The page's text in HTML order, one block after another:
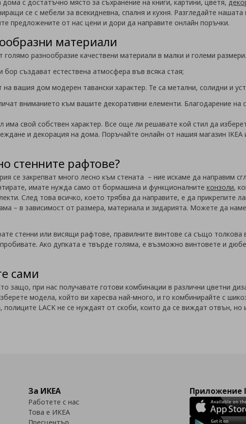
с достатъчно място за съхранение на книги, картини, цветя,
се с мебели за всекидневна, спалня и кухня. Разгледайте нашата
предложените от нас цени и дори да направите онлайн поръчки.
материали
разнообразие качествени материали в малки и големи
бор създават естествена атмосфера във всяка стая;
вашия дом модерен тавански характер. Те са метални, солидни и
вниманието към вашите декоративни елементи. Благодарение на
свой собствен характер. Все още ли решавате кой стил да
и декорация на дома. Поръчайте онлайн от нашия магазин IKEA
стенните рафтове?
се закрепват много лесно към стената – ние искаме да направим
имате нужда само от бормашина и функционалнитеконзоли,
След това всичко, което трябва да направите, е да прикрепите
– в зависимост от размера, материала и зидарията. Можете да
стенни или висящи рафтове, правилните винтове са също толкова
Ако дупката е твърде голяма, е възможно винтовете и
сами
защо, при нас получавате готови комбинации в различни цветни
модела, който ви харесва най-много, и го комбинирайте с
полиците LACK не се нуждаят от скоби, които да се виждат отвън,
За ИКЕА
Работете с нас
Това е ИКЕА
Пресцентър
Приложение